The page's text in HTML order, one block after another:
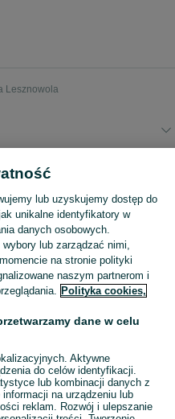
Lesznowola
Skorzystaj z największego serwisu ogłoszeniowego - Kolonia Lesznowola i okolice! Kupuj to, czego pragniesz i sprzedawaj to, czego już nie potrzebujesz!
lub uzyskujemy dostęp do
unikalne identyfikatory w
danych osobowych.
lub zarządzać nimi,
na stronie polityki
naszym partnerom i
Polityka cookies,
dane w celu
Aktywne
do celów identyfikacji.
lub kombinacji danych z
na urządzeniu lub
reklam. Rozwój i ulepszanie